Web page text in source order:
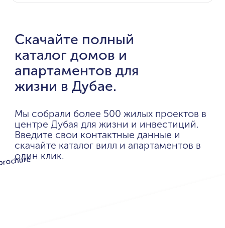
Скачайте полный
каталог домов и
апартаментов для
жизни в Дубае.
Мы собрали более 500 жилых проектов в
центре Дубая для жизни и инвестиций.
Введите свои контактные данные и
скачайте каталог вилл и апартаментов в
один клик.